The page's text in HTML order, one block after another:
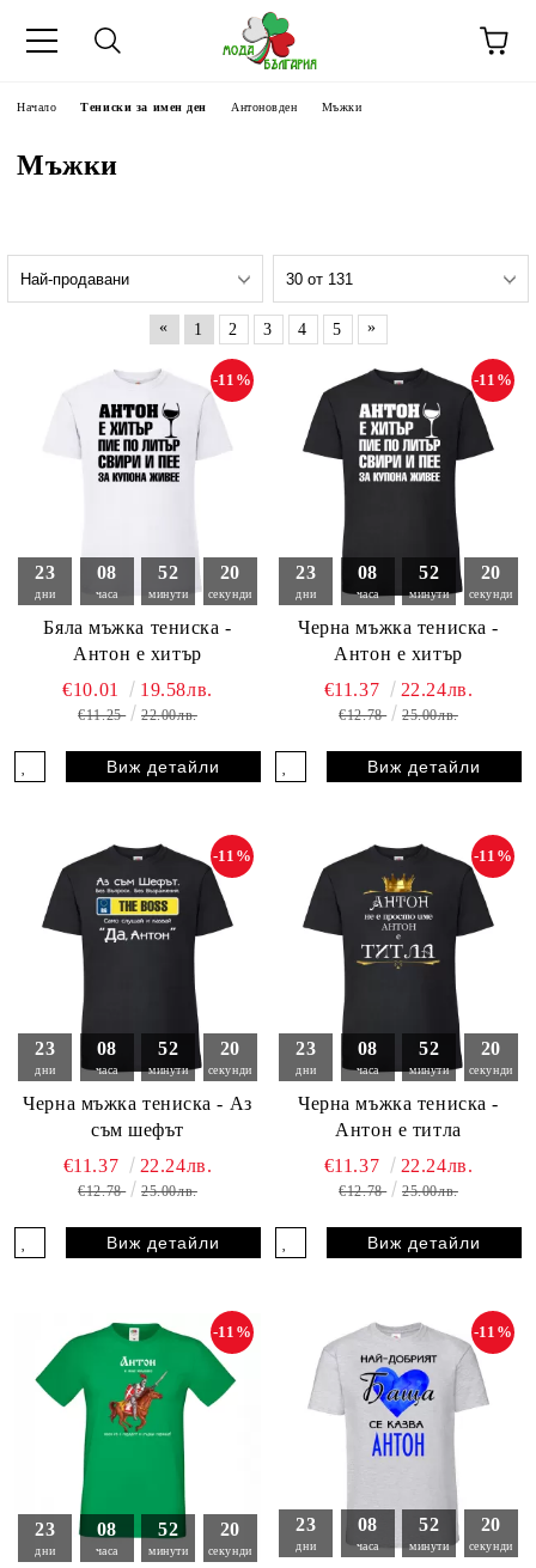
Начало Тениски за имен ден Антоновден Мъжки
Мъжки
« 1 2 3 4 5 »
23
дни
08
часа
52
минути
19
секунди
Бяла мъжка тениска -
Антон е хитър
-11%
€10.01 19.58лв.
€11.25 22.00лв.
Виж детайли
23
дни
08
часа
52
минути
19
секунди
Черна мъжка тениска -
Антон е хитър
-11%
€11.37 22.24лв.
€12.78 25.00лв.
Виж детайли
23
дни
08
часа
52
минути
19
секунди
Черна мъжка тениска - Аз
съм шефът
-11%
€11.37 22.24лв.
€12.78 25.00лв.
Виж детайли
23
дни
08
часа
52
минути
19
секунди
Черна мъжка тениска -
Антон е титла
-11%
€11.37 22.24лв.
€12.78 25.00лв.
Виж детайли
23
дни
08
часа
52
минути
19
секунди
-11%
23
дни
08
часа
52
минути
19
секунди
-11%